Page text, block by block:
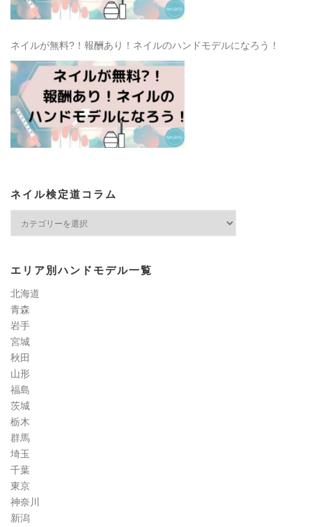
ネイルが無料?！報酬あり！ネイルのハンドモデルになろう！
ネイル検定道コラム
定
コ
ラ
ム
エリア別ハンドモデル一覧
北海道
青森
岩手
宮城
秋田
山形
福島
茨城
栃木
群馬
埼玉
千葉
東京
神奈川
新潟